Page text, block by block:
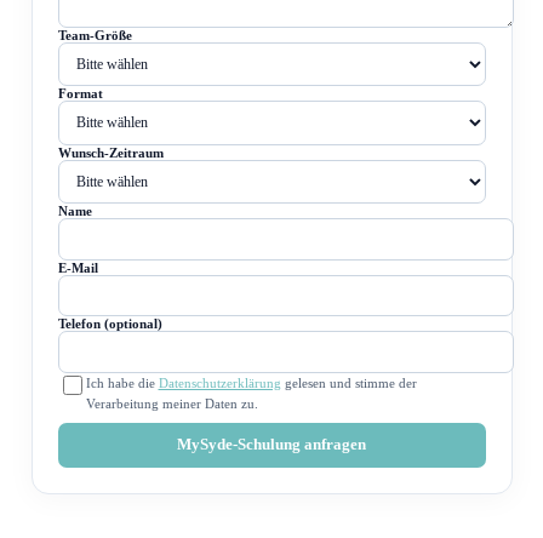
Team-Größe
Format
Wunsch-Zeitraum
Name
E-Mail
Telefon (optional)
Ich habe die Datenschutzerklärung gelesen und stimme der
Verarbeitung meiner Daten zu.
MySyde-Schulung anfragen